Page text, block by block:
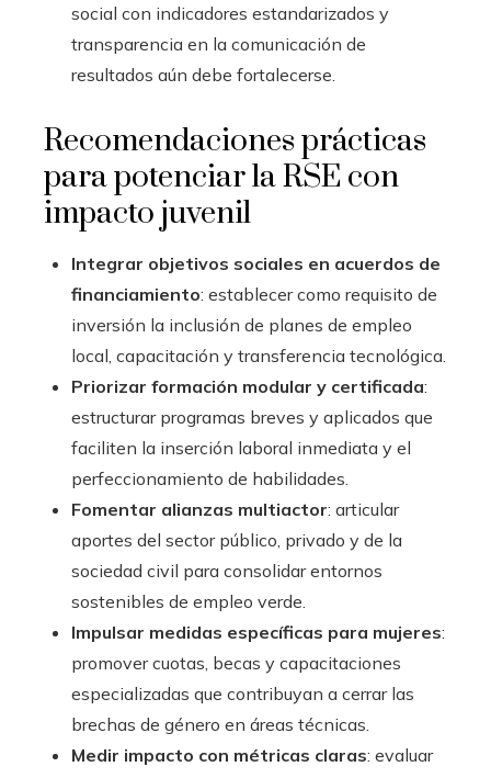
social con indicadores estandarizados y
transparencia en la comunicación de
resultados aún debe fortalecerse.
Recomendaciones prácticas
para potenciar la RSE con
impacto juvenil
Integrar objetivos sociales en acuerdos de
financiamiento: establecer como requisito de
inversión la inclusión de planes de empleo
local, capacitación y transferencia tecnológica.
Priorizar formación modular y certificada:
estructurar programas breves y aplicados que
faciliten la inserción laboral inmediata y el
perfeccionamiento de habilidades.
Fomentar alianzas multiactor: articular
aportes del sector público, privado y de la
sociedad civil para consolidar entornos
sostenibles de empleo verde.
Impulsar medidas específicas para mujeres:
promover cuotas, becas y capacitaciones
especializadas que contribuyan a cerrar las
brechas de género en áreas técnicas.
Medir impacto con métricas claras: evaluar